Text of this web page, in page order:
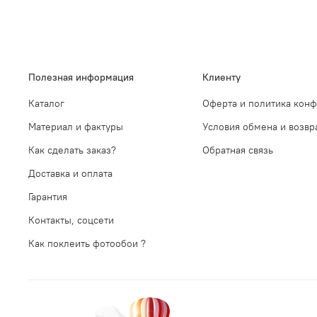
Полезная информация
Каталог
Материал и фактуры
Как сделать заказ?
Доставка и оплата
Гарантия
Контакты, соцсети
Как поклеить фотообои ?
Клиенту
Оферта и политика
Условия обмена и
Обратная связь